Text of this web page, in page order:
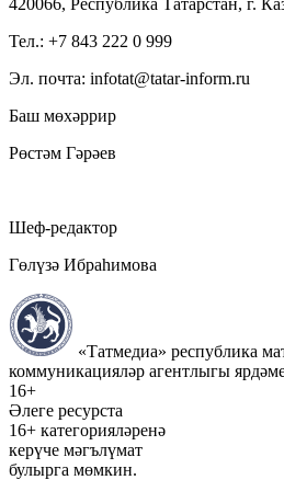
Тел.: +7 843 222 0 999
Эл. почта: infotat@tatar-inform.ru
Баш мөхәррир
Рөстәм Гәрәев
Шеф-редактор
Гөлүзә Ибраһимова
«Татмедиа» республика
коммуникацияләр агентлыгы
16+
Әлеге ресурста
16+ категорияләренә
керүче мәгълүмат
булырга мөмкин.